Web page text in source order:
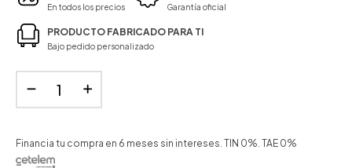
En todos los precios Garantía oficial
PRODUCTO FABRICADO PARA TI
Bajo pedido personalizado
Financia tu compra en 6 meses sin intereses. TIN 0%. TAE 0%